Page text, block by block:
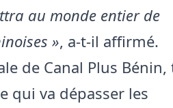
au monde entier de
», a-t-il affirmé.
de Canal Plus
qui va dépasser les